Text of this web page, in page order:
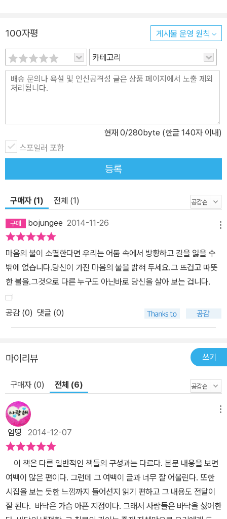
100자평 게시물 운영 원칙
카테고리
현재 0/280byte (한글 140자 이내)
스포일러 포함
등록
구매자 (1) 전체 (1)
bojungee 2014-11-26
마음의 불이 소멸한다면 우리는 어둠 속에서 방황하고 길을 잃을 수
밖에 없습니다.당신이 가진 마음의 불을 밝혀 두세요.그 뜨겁고 따뜻
한 불을.그것으로 다른 누구도 아닌바로 당신을 살아 보는 겁니다.
공감 (0) 댓글 (0)
마이리뷰 쓰기
구매자 (0) 전체 (6)
엄띵 2014-12-07
이 책은 다른 일반적인 책들의 구성과는 다르다. 본문 내용을 보면
여백이 많은 편이다. 그런데 그 여백이 글과 너무 잘 어울린다. 또한
시집을 보는 듯한 느낌까지 들어선지 읽기 편하고 그 내용도 전달이
잘 된다. 바닥은 가슴 아픈 지점이다. 그래서 사람들은 바닥을 싫어한